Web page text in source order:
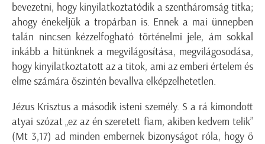
bevezetni, hogy kinyilatkoztatódik a szentháromság titka;
ahogy énekeljük a tropárban is. Ennek a mai ünnepben
talán nincsen kézzelfogható történelmi jele, ám sokkal
inkább a hitünknek a megvilágosítása, megvilágosodása,
hogy kinyilatkoztatott az a titok, ami az emberi értelem és
elme számára őszintén bevallva elképzelhetetlen.
Jézus Krisztus a második isteni személy. S a rá kimondott
atyai szózat „ez az én szeretett fiam, akiben kedvem telik”
(Mt 3,17) ad minden embernek bizonyságot róla, hogy ő